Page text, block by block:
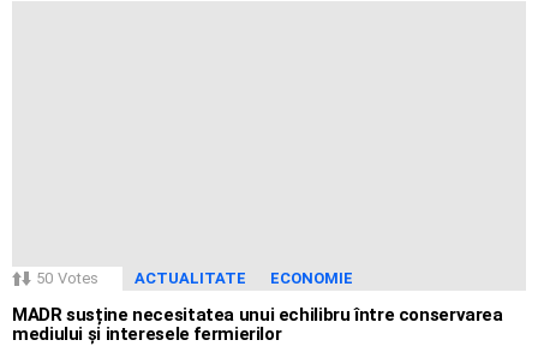
50 Votes ACTUALITATE ECONOMIE
MADR susține necesitatea unui echilibru între conservarea
mediului și interesele fermierilor